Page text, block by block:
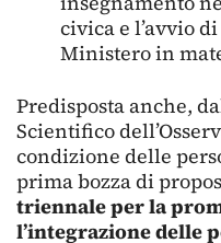
civica e l’avvio
Ministero in
Predisposta anche,
Scientifico
condizione delle
prima bozza di
triennale per la
l’integrazione delle